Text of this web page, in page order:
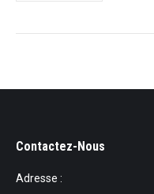
Contactez-Nous
Adresse :